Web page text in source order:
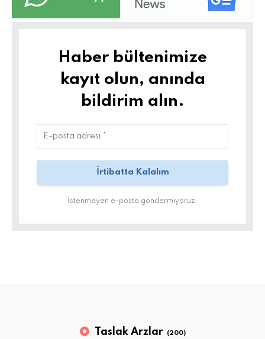
Haber bültenimize
kayıt olun, anında
bildirim alın.
İstenmeyen e-posta göndermiyoruz.
Taslak Arzlar (200)